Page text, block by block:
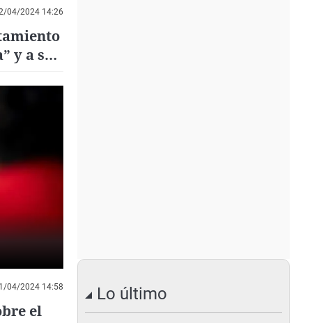
04/2024 14:26
y a su
04/2024 14:58
el
Lo último